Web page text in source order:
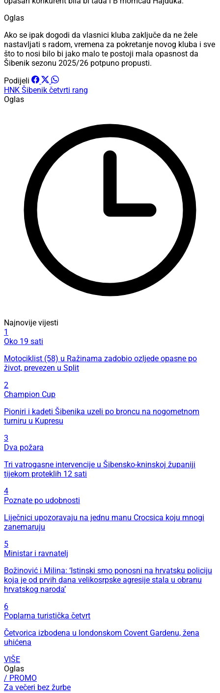
Oglas
Ako se ipak dogodi da vlasnici kluba zaključe da ne žele
nastavljati s radom, vremena za pokretanje novog kluba i sve
što to nosi bilo bi jako malo te postoji mala opasnost da
Šibenik sezonu 2025/26 potpuno propusti.
Podijeli
HNK Šibenik četvrti rang
Oglas
Najnovije vijesti
1
Oko 19 sati
Motociklist (58) u Ražinama zadobio ozljede opasne po
život, prevezen u Split
2
Champion Cup
Pioniri i kadeti Šibenika uzeli po broncu na nogometnom
turniru u Kupresu
3
Dva požara
Tri vatrogasne intervencije u Šibensko-kninskoj županiji
tijekom proteklih 12 sati
4
Poznate po udobnosti
Liječnici upozoravaju na jednu manu Crocsica koju mnogi
zanemaruju
5
Ministar i ravnatelj
Božinović i Milina: ‘Istinski smo ponosni na hrvatsku policiju
koja je od prvih dana velikosrpske agresije stala u obranu
hrvatskog naroda’
6
Poplarna turistička četvrt
Četvorica izbodena u londonskom Covent Gardenu, žena
uhićena
VIŠE
Oglas
/ PROMO
Za večeri bez žurbe